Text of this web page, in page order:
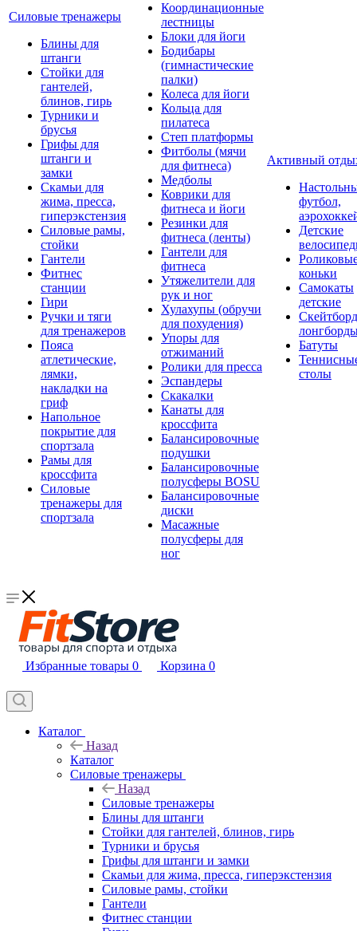
Силовые тренажеры
Блины для
штанги
Стойки для
гантелей,
блинов, гирь
Турники и
брусья
Грифы для
штанги и
замки
Скамьи для
жима, пресса,
гиперэкстензия
Силовые рамы,
стойки
Гантели
Фитнес
станции
Гири
Ручки и тяги
для тренажеров
Пояса
атлетические,
лямки,
накладки на
гриф
Напольное
покрытие для
спортзала
Рамы для
кроссфита
Силовые
тренажеры для
спортзала
Координационные
лестницы
Блоки для йоги
Бодибары
(гимнастические
палки)
Колеса для йоги
Кольца для
пилатеса
Степ платформы
Фитболы (мячи
для фитнеса)
Медболы
Коврики для
фитнеса и йоги
Резинки для
фитнеса (ленты)
Гантели для
фитнеса
Утяжелители для
рук и ног
Хулахупы (обручи
для похудения)
Упоры для
отжиманий
Ролики для пресса
Эспандеры
Скакалки
Канаты для
кроссфита
Балансировочные
подушки
Балансировочные
полусферы BOSU
Балансировочные
диски
Масажные
полусферы для
ног
Активный
футбол,
Детские
коньки
Самокаты
детские
Батуты
столы
Избранные товары 0 Корзина 0
Каталог
Назад
Каталог
Силовые тренажеры
Назад
Силовые тренажеры
Блины для штанги
Стойки для гантелей, блинов, гирь
Турники и брусья
Грифы для штанги и замки
Скамьи для жима, пресса, гиперэкстензия
Силовые рамы, стойки
Гантели
Фитнес станции